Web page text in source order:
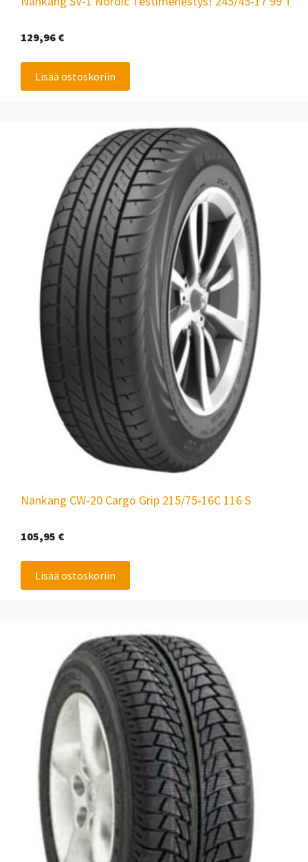
129,96 €
Lisää ostoskoriin
Nankang CW-20 Cargo Grip 215/75-16C 116 S
105,95 €
Lisää ostoskoriin